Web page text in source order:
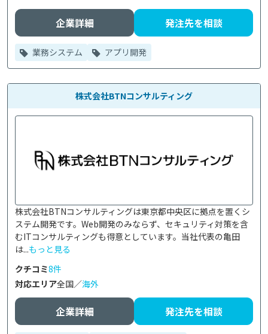
企業詳細 発注先を相談
業務システム アプリ開発
株式会社BTNコンサルティング
株式会社BTNコンサルティングは東京都中央区に拠点を置くシ
ステム開発です。Web開発のみならず、セキュリティ対策を含
むITコンサルティングも得意としています。当社代表の亀田
は...もっと見る
クチコミ8件
対応エリア全国／海外
企業詳細 発注先を相談